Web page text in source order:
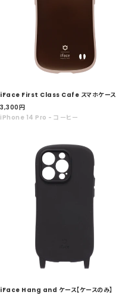
iFace First Class Cafe スマホケース
セ
ー
3,300円
iPhone 14 Pro - コーヒー
iFace Hang and ケース【ケースのみ】